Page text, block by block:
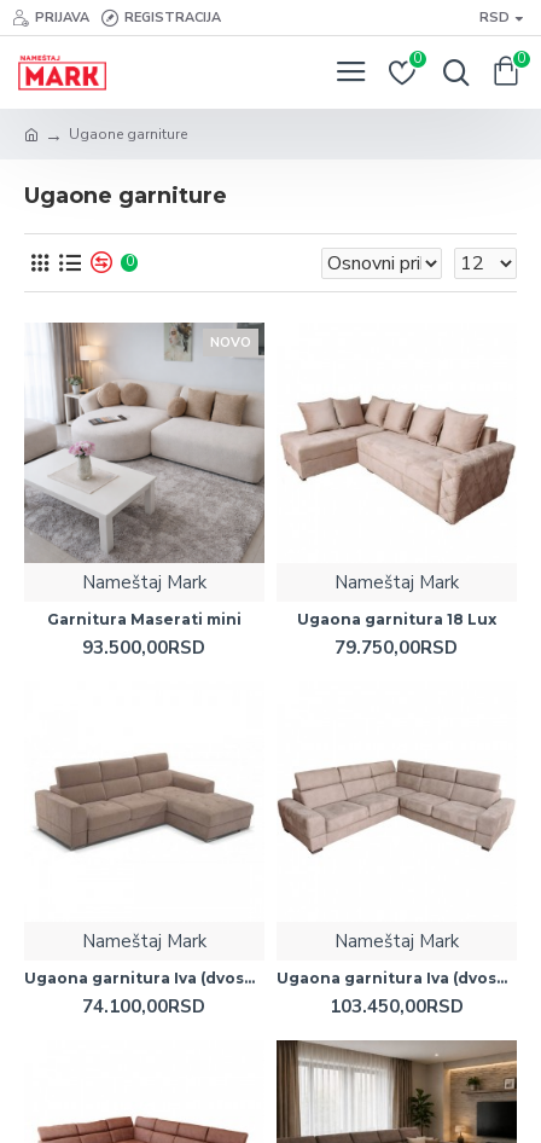
PRIJAVA REGISTRACIJA RSD
0 0
Ugaone garniture
Ugaone garniture
0
NOVO
Nameštaj Mark
Garnitura Maserati mini
93.500,00RSD
Nameštaj Mark
Ugaona garnitura 18 Lux
79.750,00RSD
Nameštaj Mark
Ugaona garnitura Iva (dvosed i lenjivac)
74.100,00RSD
Nameštaj Mark
Ugaona garnitura Iva (dvosed ugao dvosed)
103.450,00RSD